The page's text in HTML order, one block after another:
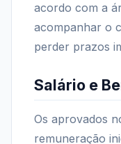
acordo com a
acompanhar o
perder prazos
Salário e
Os aprovados
remuneração